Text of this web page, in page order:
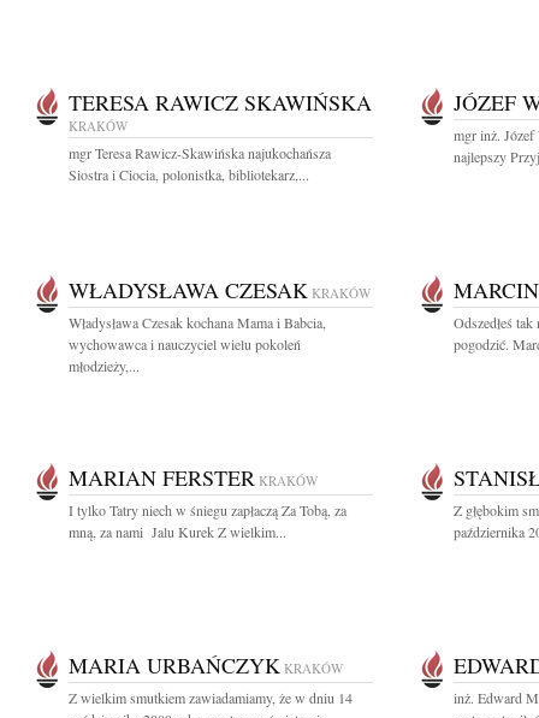
TERESA RAWICZ SKAWIŃSKA
KRAKÓW
mgr Teresa Rawicz-Skawińska najukochańsza
Siostra i Ciocia, polonistka, bibliotekarz,...
JÓZEF
mgr inż.
najlepszy
WŁADYSŁAWA CZESAK KRAKÓW
Władysława Czesak kochana Mama i Babcia,
wychowawca i nauczyciel wielu pokoleń
młodzieży,...
Odszedłeś
pogodzić.
MARIAN FERSTER KRAKÓW
I tylko Tatry niech w śniegu zapłaczą Za Tobą, za
mną, za nami Jalu Kurek Z wielkim...
Z głębokim
października
MARIA URBAŃCZYK KRAKÓW
Z wielkim smutkiem zawiadamiamy, że w dniu 14
inż. Edward